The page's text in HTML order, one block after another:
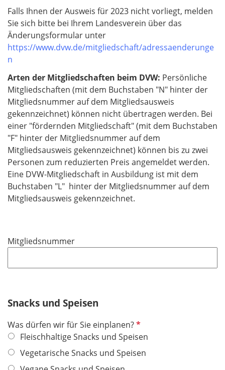
Falls Ihnen der Ausweis für 2023 nicht vorliegt, melden
Sie sich bitte bei Ihrem Landesverein über das
Änderungsformular unter
https://www.dvw.de/mitgliedschaft/adressaenderunge
n
Arten der Mitgliedschaften beim DVW: Persönliche
Mitgliedschaften (mit dem Buchstaben "N" hinter der
Mitgliedsnummer auf dem Mitgliedsausweis
gekennzeichnet) können nicht übertragen werden. Bei
einer "fördernden Mitgliedschaft" (mit dem Buchstaben
"F" hinter der Mitgliedsnummer auf dem
Mitgliedsausweis gekennzeichnet) können bis zu zwei
Personen zum reduzierten Preis angemeldet werden.
Eine DVW-Mitgliedschaft in Ausbildung ist mit dem
Buchstaben "L" hinter der Mitgliedsnummer auf dem
Mitgliedsausweis gekennzeichnet.
Mitgliedsnummer
Snacks und Speisen
Was dürfen wir für Sie einplanen?P
f
Fleischhaltige Snacks und Speisen
Vegetarische Snacks und Speisen